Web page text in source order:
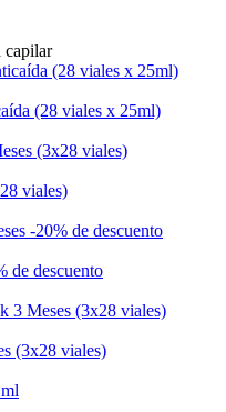
capilar
(28 viales x 25ml)
viales)
de descuento
(3x28 viales)